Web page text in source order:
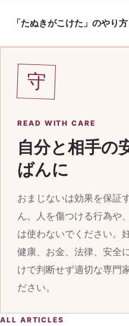
「たぬきがこけた」のやり
守
READ WITH CARE
自分と相手の
ばんに
おまじないは効果を保証
ん。人を傷つける行為や
は使わないでください。
健康、お金、法律、安全
けで判断せず適切な専門
ださい。
ALL ARTICLES